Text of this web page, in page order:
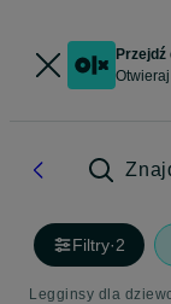
Filtry·2